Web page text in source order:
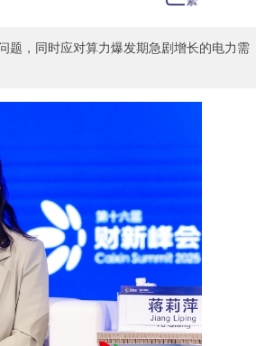
题，同时应对算力爆发期急剧增长的电力需